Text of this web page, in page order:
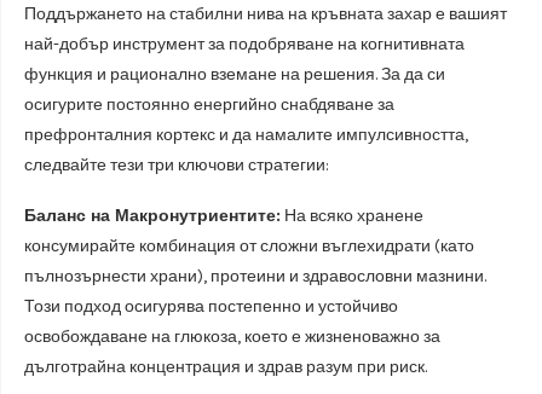
Поддържането на стабилни нива на кръвната захар е вашият
най-добър инструмент за подобряване на когнитивната
функция и рационално вземане на решения. За да си
осигурите постоянно енергийно снабдяване за
префронталния кортекс и да намалите импулсивността,
следвайте тези три ключови стратегии:
Баланс на Макронутриентите: На всяко хранене
консумирайте комбинация от сложни въглехидрати (като
пълнозърнести храни), протеини и здравословни мазнини.
Този подход осигурява постепенно и устойчиво
освобождаване на глюкоза, което е жизненоважно за
дълготрайна концентрация и здрав разум при риск.